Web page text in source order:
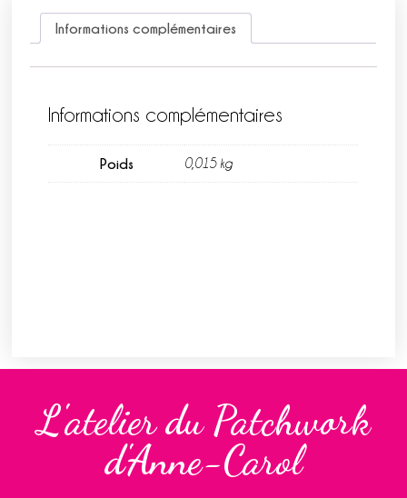
Informations complémentaires
Informations complémentaires
Poids 0,015 kg
L'atelier du Patchwork
d'Anne-Carol